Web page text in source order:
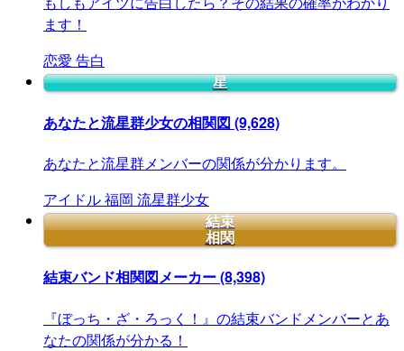
ます！
恋愛 告白
星
あなたと流星群少女の相関図 (9,628)
あなたと流星群メンバーの関係が分かります。
アイドル福岡 流星群少女
結束
相関
結束バンド相関図メーカー(8,398)
『ぼっち・ざ・ろっく！』の結束バンドメンバーとあ
なたの関係が分かる！